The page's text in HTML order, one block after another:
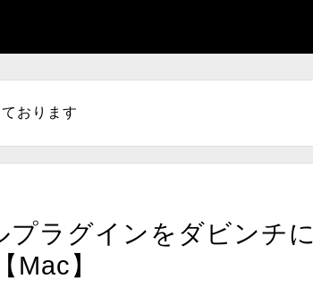
おります
ラグインをダビンチに
Mac】